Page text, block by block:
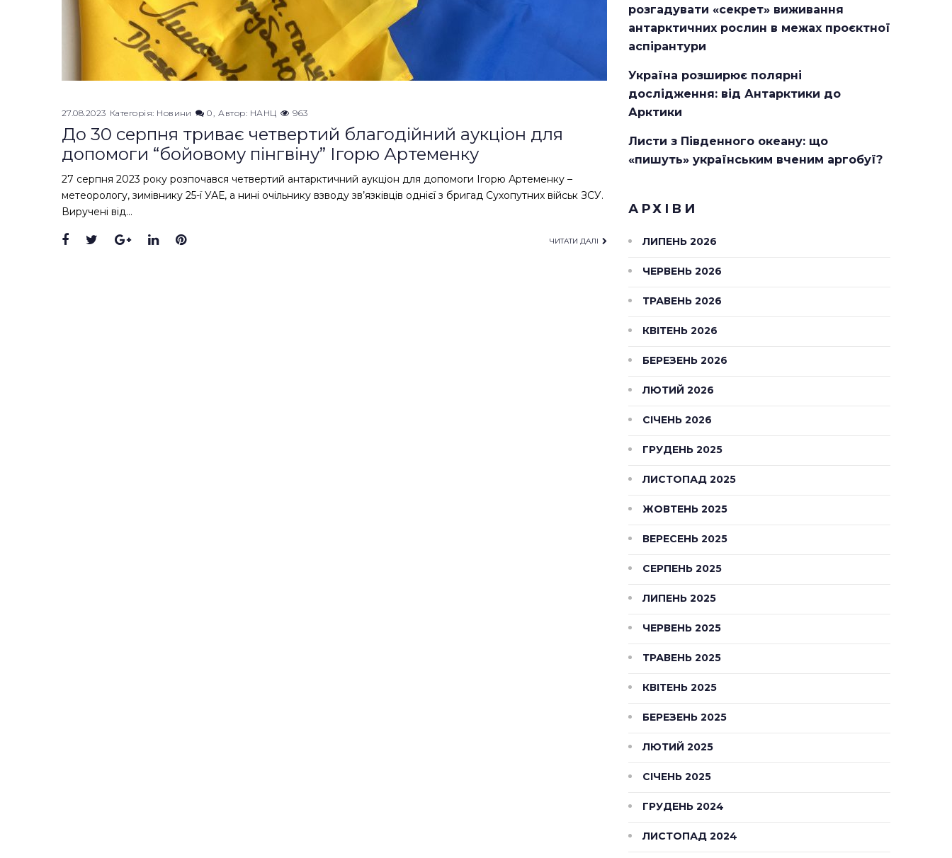
27.08.2023 Категорія: Новини 0 Автор: НАНЦ 963
До 30 серпня триває четвертий благодійний аукціон для
допомоги “бойовому пінгвіну” Ігорю Артеменку
27 серпня 2023 року розпочався четвертий антарктичний аукціон для допомоги Ігорю Артеменку –
метеорологу, зимівнику 25-ї УАЕ, а нині очільнику взводу зв’язківців однієї з бригад Сухопутних військ ЗСУ.
Виручені від…
Facebook
TwitterGoogle+
LinkedInPinterest ЧИТАТИ ДАЛІ
розгадувати «секрет» виживання
антарктичних рослин в межах проєктної
аспірантури
Україна розширює полярні
дослідження: від Антарктики до
Арктики
Листи з Південного океану: що
«пишуть» українським вченим аргобуї?
АРХІВИ
ЛИПЕНЬ 2026
ЧЕРВЕНЬ 2026
ТРАВЕНЬ 2026
КВІТЕНЬ 2026
БЕРЕЗЕНЬ 2026
ЛЮТИЙ 2026
СІЧЕНЬ 2026
ГРУДЕНЬ 2025
ЛИСТОПАД 2025
ЖОВТЕНЬ 2025
ВЕРЕСЕНЬ 2025
СЕРПЕНЬ 2025
ЛИПЕНЬ 2025
ЧЕРВЕНЬ 2025
ТРАВЕНЬ 2025
КВІТЕНЬ 2025
БЕРЕЗЕНЬ 2025
ЛЮТИЙ 2025
СІЧЕНЬ 2025
ГРУДЕНЬ 2024
ЛИСТОПАД 2024